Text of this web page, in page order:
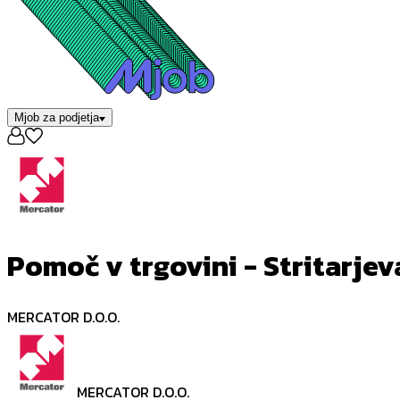
Mjob za podjetja
Pomoč v trgovini -
MERCATOR D.O.O.
MERCATOR D.O.O.